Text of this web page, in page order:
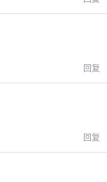
回复
回复